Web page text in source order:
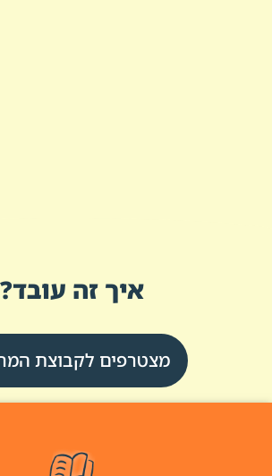
איך זה עובד?
מצטרפים לקבוצת